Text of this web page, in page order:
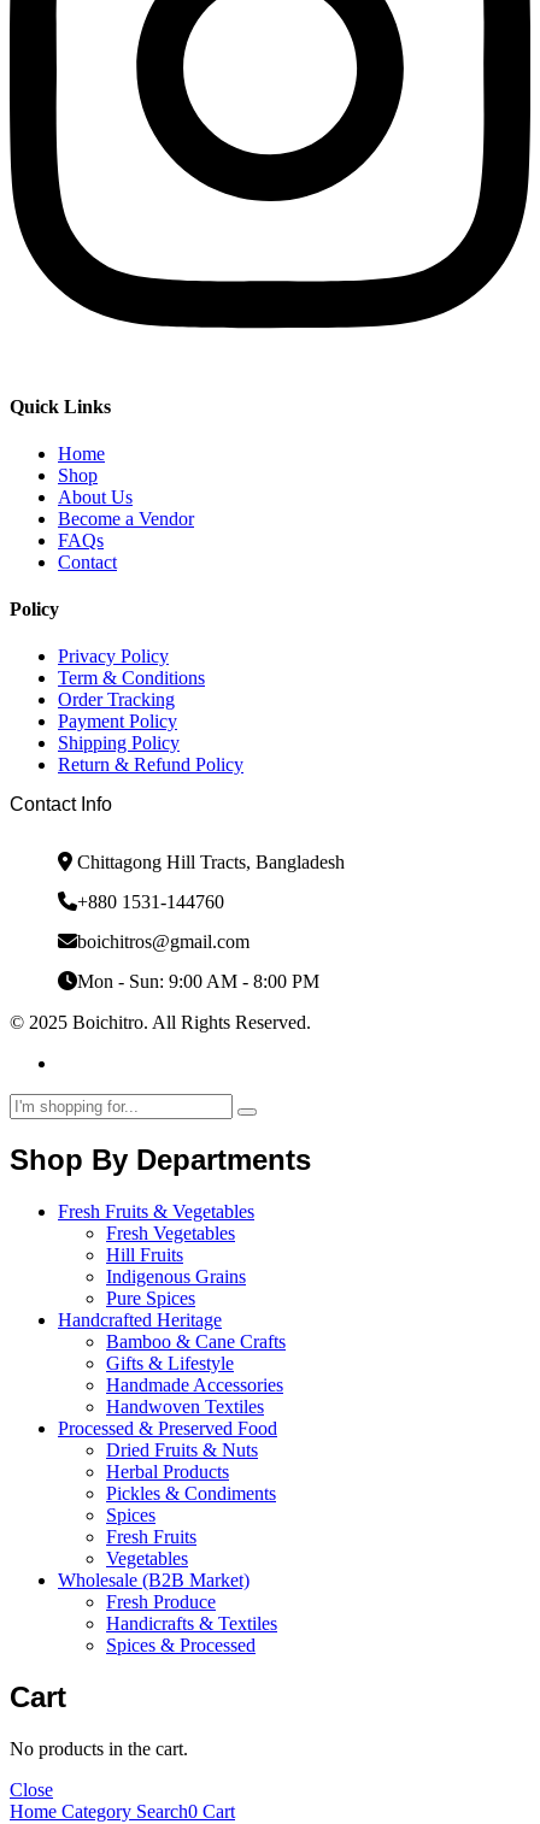
Quick Links
Home
Shop
About Us
Become a Vendor
FAQs
Contact
Policy
Privacy Policy
Term & Conditions
Order Tracking
Payment Policy
Shipping Policy
Return & Refund Policy
Contact Info
Chittagong Hill Tracts, Bangladesh
+880 1531-144760
boichitros@gmail.com
Mon - Sun: 9:00 AM - 8:00 PM
© 2025 Boichitro. All Rights Reserved.
Shop By Departments
Fresh Fruits & Vegetables
Fresh Vegetables
Hill Fruits
Indigenous Grains
Pure Spices
Handcrafted Heritage
Bamboo & Cane Crafts
Gifts & Lifestyle
Handmade Accessories
Handwoven Textiles
Processed & Preserved Food
Dried Fruits & Nuts
Herbal Products
Pickles & Condiments
Spices
Fresh Fruits
Vegetables
Wholesale (B2B Market)
Fresh Produce
Handicrafts & Textiles
Spices & Processed
Cart
No products in the cart.
Close
Home Category Search0 Cart